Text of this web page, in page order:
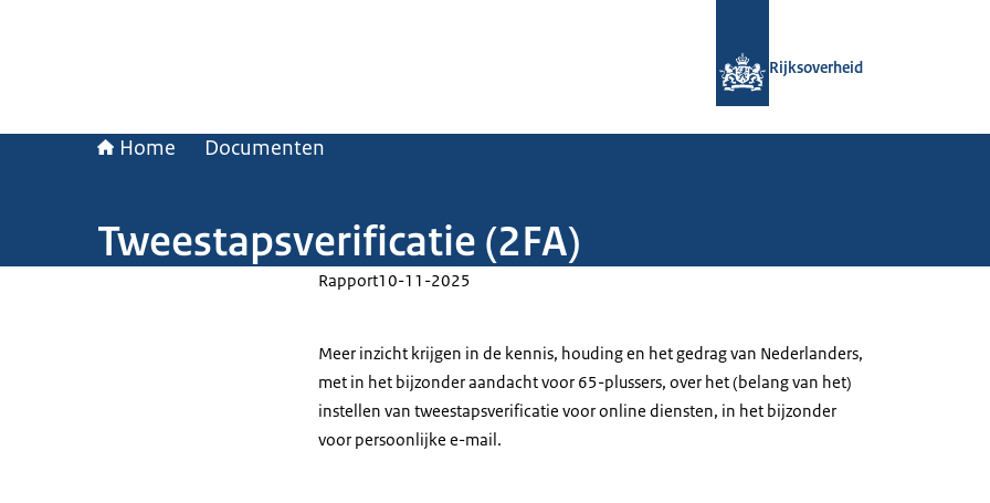
Rijksoverheid
Home Documenten
Tweestapsverificatie (2FA)
Rapport10-11-2025
Meer inzicht krijgen in de kennis, houding en het gedrag van Nederlanders,
met in het bijzonder aandacht voor 65-plussers, over het (belang van het)
instellen van tweestapsverificatie voor online diensten, in het bijzonder
voor persoonlijke e-mail.